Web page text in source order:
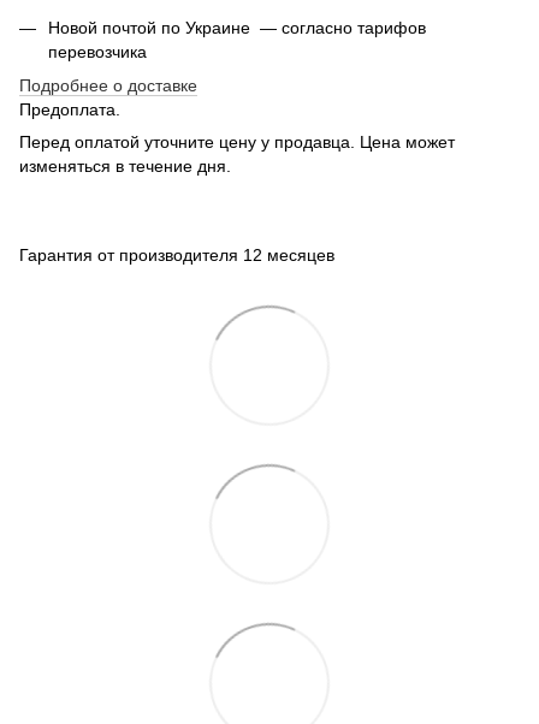
Новой почтой по Украине — согласно тарифов
перевозчика
Подробнее о доставке
Предоплата.
Перед оплатой уточните цену у продавца. Цена может
изменяться в течение дня.
Гарантия от производителя 12 месяцев